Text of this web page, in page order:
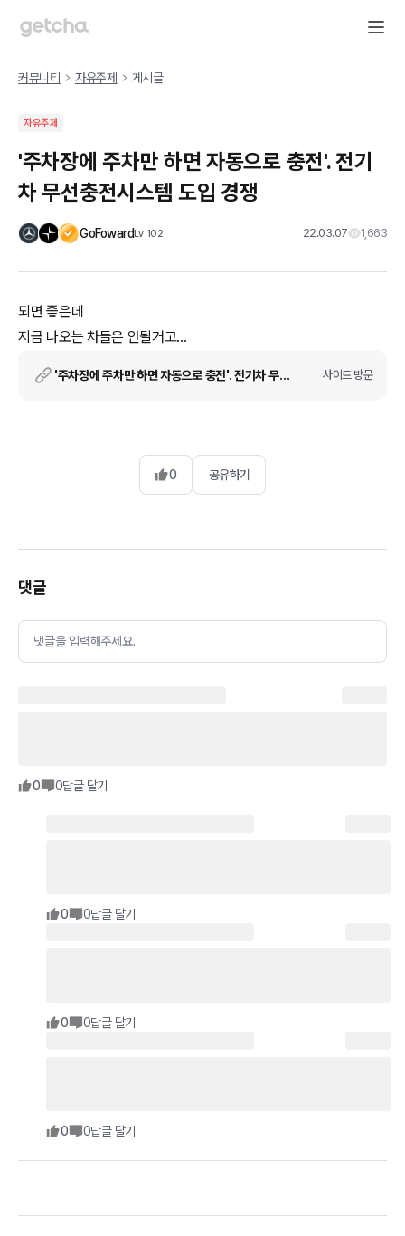
커뮤니티 자유주제 게시글
자유주제
'주차장에 주차만 하면 자동으로 충전'. 전기
차 무선충전시스템 도입 경쟁
GoFowardLv 102 22.03.07 1,663
되면 좋은데
지금 나오는 차들은 안될거고...
'주차장에 주차만 하면 자동으로 충전'. 전기차 무선충전시스템 도입 경쟁 사이트 방문
0 공유하기
댓글
댓글을 입력해주세요.
0 0답글 달기
0 0답글 달기
0 0답글 달기
0 0답글 달기